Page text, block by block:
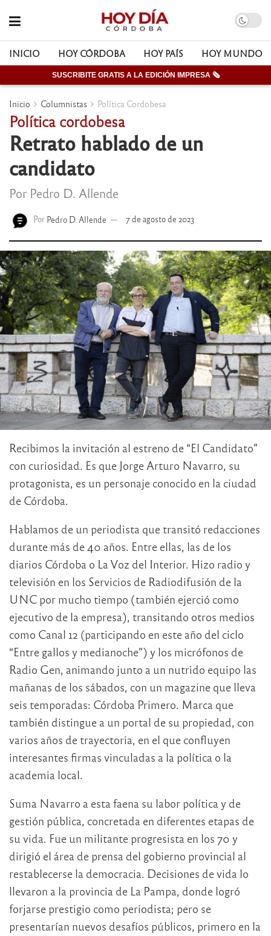
INICIO HOY CÓRDOBA HOY PAÍS HOY MUNDO
SUSCRIBITE GRATIS A LA EDICIÓN IMPRESA 🗞
Inicio Columnistas Política Cordobesa
Política cordobesa
Retrato hablado de un
candidato
Por Pedro D. Allende
Por Pedro D. Allende 7 de agosto de 2023
Recibimos la invitación al estreno de “El Candidato”
con curiosidad. Es que Jorge Arturo Navarro, su
protagonista, es un personaje conocido en la ciudad
de Córdoba.
Hablamos de un periodista que transitó redacciones
durante más de 40 años. Entre ellas, las de los
diarios Córdoba o La Voz del Interior. Hizo radio y
televisión en los Servicios de Radiodifusión de la
UNC por mucho tiempo (también ejerció como
ejecutivo de la empresa), transitando otros medios
como Canal 12 (participando en este año del ciclo
“Entre gallos y medianoche”) y los micrófonos de
Radio Gen, animando junto a un nutrido equipo las
mañanas de los sábados, con un magazine que lleva
seis temporadas: Córdoba Primero. Marca que
también distingue a un portal de su propiedad, con
varios años de trayectoria, en el que confluyen
interesantes firmas vinculadas a la política o la
academia local.
Suma Navarro a esta faena su labor política y de
gestión pública, concretada en diferentes etapas de
su vida. Fue un militante progresista en los 70 y
dirigió el área de prensa del gobierno provincial al
restablecerse la democracia. Decisiones de vida lo
llevaron a la provincia de La Pampa, donde logró
forjarse prestigio como periodista; pero se
presentarían nuevos desafíos públicos, primero en la